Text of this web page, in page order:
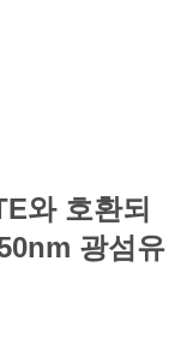
와 호환되
광섬유